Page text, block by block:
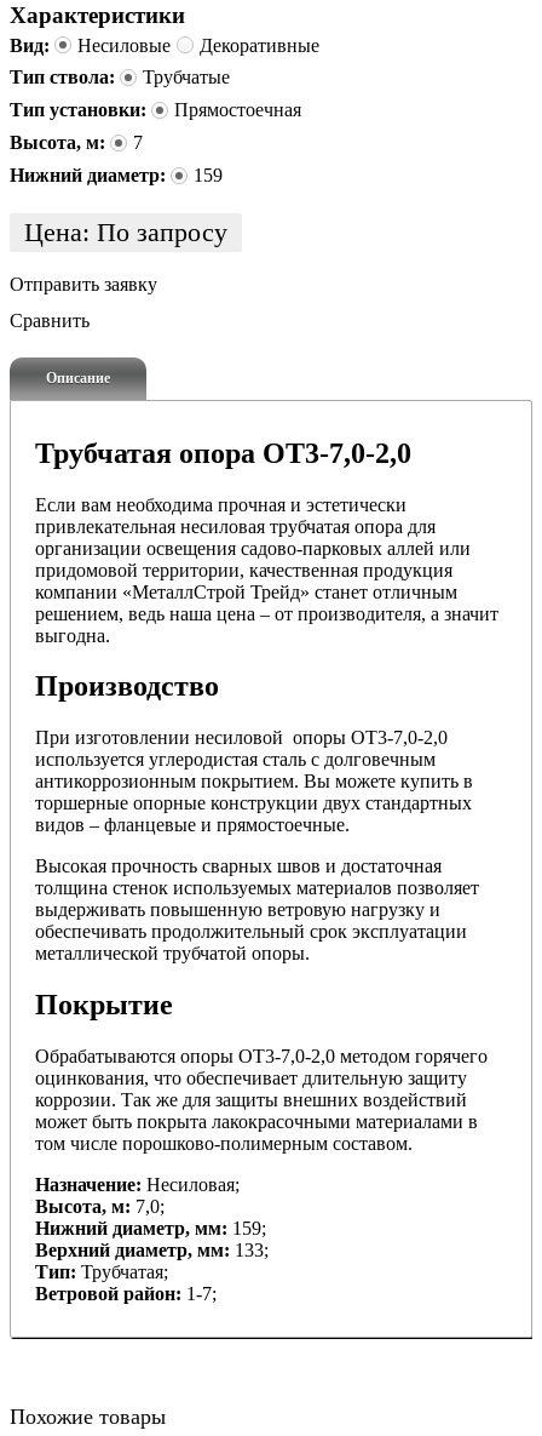
Характеристики
Вид: Несиловые
Декоративные
Тип ствола:
Трубчатые
Тип установки:
Прямостоечная
Высота, м:
7
Нижний диаметр:
159
Цена: По запросу
Отправить заявку
Сравнить
Описание
Трубчатая опора ОТ3-7,0-2,0
Если вам необходима прочная и эстетически
привлекательная несиловая трубчатая опора для
организации освещения садово-парковых аллей или
придомовой территории, качественная продукция
компании «МеталлСтрой Трейд» станет отличным
решением, ведь наша цена – от производителя, а значит
выгодна.
Производство
При изготовлении несиловой опоры ОТ3-7,0-2,0
используется углеродистая сталь с долговечным
антикоррозионным покрытием. Вы можете купить в
торшерные опорные конструкции двух стандартных
видов – фланцевые и прямостоечные.
Высокая прочность сварных швов и достаточная
толщина стенок используемых материалов позволяет
выдерживать повышенную ветровую нагрузку и
обеспечивать продолжительный срок эксплуатации
металлической трубчатой опоры.
Покрытие
Обрабатываются опоры ОТ3-7,0-2,0 методом горячего
оцинкования, что обеспечивает длительную защиту
коррозии. Так же для защиты внешних воздействий
может быть покрыта лакокрасочными материалами в
том числе порошково-полимерным составом.
Назначение: Несиловая;
Высота, м: 7,0;
Нижний диаметр, мм: 159;
Верхний диаметр, мм: 133;
Тип: Трубчатая;
Ветровой район: 1-7;
Похожие товары